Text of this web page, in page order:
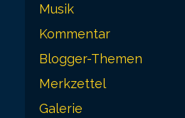
Musik
Kommentar
Blogger-Themen
Merkzettel
Galerie